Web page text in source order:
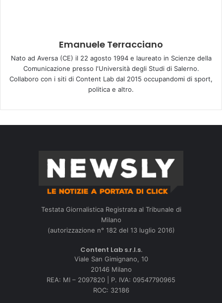
Emanuele Terracciano
Nato ad Aversa (CE) il 22 agosto 1994 e laureato in Scienze della
Comunicazione presso l'Università degli Studi di Salerno.
Collaboro con i siti di Content Lab dal 2015 occupandomi di sport,
politica e altro.
Testata Giornalistica Registrata al Tribunale di
Milano
(autorizzazione n° 182 del 13 luglio 2016)
Content Lab s.r.l.s.
Viale San Gimignano, 10
20146 Milano
REA: MI – 2097820 | P. IVA: 09547790965
ROC: 32186